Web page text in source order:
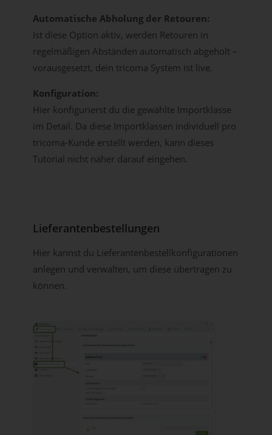
Automatische Abholung der Retouren:
Ist diese Option aktiv, werden Retouren in
regelmäßigen Abständen automatisch abgeholt –
vorausgesetzt, dein tricoma System ist live.
Konfiguration:
Hier konfigurierst du die gewählte Importklasse
im Detail. Da diese Importklassen individuell pro
tricoma-Kunde erstellt werden, kann dieses
Tutorial nicht näher darauf eingehen.
Lieferantenbestellungen
Hier kannst du Lieferantenbestellkonfigurationen
anlegen und verwalten, um diese übertragen zu
können.